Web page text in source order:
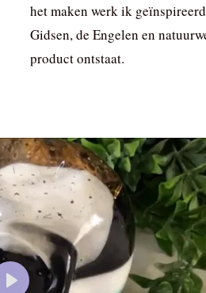
het maken werk ik
Gidsen, de Engelen en
product ontstaat.